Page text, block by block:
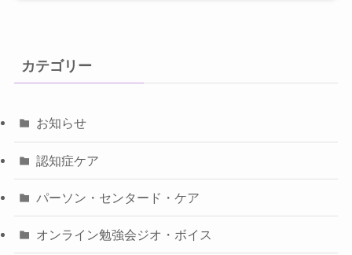
カテゴリー
お知らせ
認知症ケア
パーソン・センタード・ケア
オンライン勉強会ジオ・ボイス